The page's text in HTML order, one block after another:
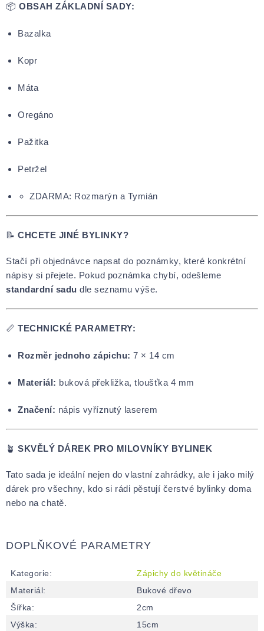
📦 OBSAH ZÁKLADNÍ SADY:
Bazalka
Kopr
Máta
Oregáno
Pažitka
Petržel
ZDARMA: Rozmarýn a Tymián
📝 CHCETE JINÉ BYLINKY?
Stačí při objednávce napsat do poznámky, které konkrétní
nápisy si přejete. Pokud poznámka chybí, odešleme
standardní sadu dle seznamu výše.
📏 TECHNICKÉ PARAMETRY:
Rozměr jednoho zápichu: 7 × 14 cm
Materiál: buková překližka, tloušťka 4 mm
Značení: nápis vyříznutý laserem
🪴 SKVĚLÝ DÁREK PRO MILOVNÍKY BYLINEK
Tato sada je ideální nejen do vlastní zahrádky, ale i jako milý
dárek pro všechny, kdo si rádi pěstují čerstvé bylinky doma
nebo na chatě.
DOPLŇKOVÉ PARAMETRY
Kategorie:
Zápichy do květináče
Materiál:
Bukové dřevo
Šířka:
2cm
Výška: 15cm